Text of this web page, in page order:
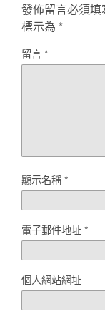
發佈留言必須填
標示為 *
留言*
顯示名稱*
電子郵件地址*
個人網站網址